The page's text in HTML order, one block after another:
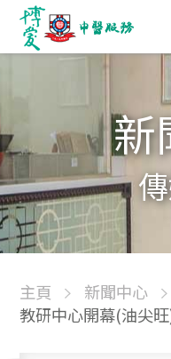
新
主頁 新聞中心
教研中心開幕(油尖